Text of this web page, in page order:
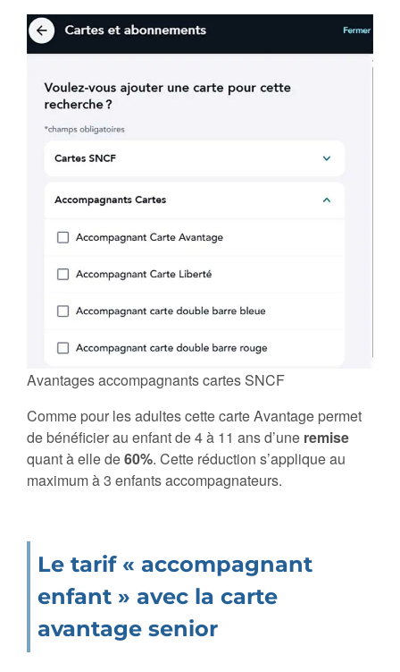
Avantages accompagnants cartes SNCF
Comme pour les adultes cette carte Avantage permet
de bénéficier au enfant de 4 à 11 ans d’une remise
quant à elle de60%. Cette réduction s’applique au
maximum à 3 enfants accompagnateurs.
Le tarif « accompagnant
enfant » avec la carte
avantage senior